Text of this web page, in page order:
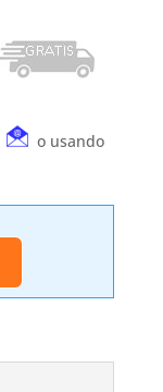
o usando